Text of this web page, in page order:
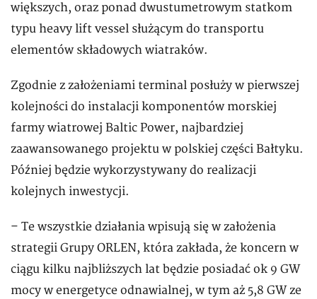
większych, oraz ponad dwustumetrowym statkom
typu heavy lift vessel służącym do transportu
elementów składowych wiatraków.
Zgodnie z założeniami terminal posłuży w pierwszej
kolejności do instalacji komponentów morskiej
farmy wiatrowej Baltic Power, najbardziej
zaawansowanego projektu w polskiej części Bałtyku.
Później będzie wykorzystywany do realizacji
kolejnych inwestycji.
– Te wszystkie działania wpisują się w założenia
strategii Grupy ORLEN, która zakłada, że koncern w
ciągu kilku najbliższych lat będzie posiadać ok 9 GW
mocy w energetyce odnawialnej, w tym aż 5,8 GW ze